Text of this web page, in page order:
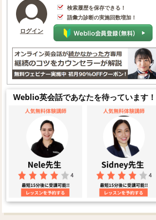
ログイン
検索履歴を保存できる！
語彙力診断の実施回数増加！
Weblio英会話であなたを待っています！